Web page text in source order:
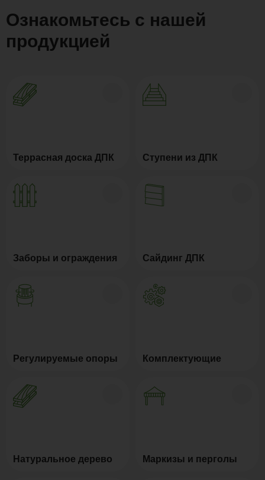
Ознакомьтесь с нашей
продукцией
Террасная доска ДПК Ступени из ДПК
Заборы и ограждения Сайдинг ДПК
Регулируемые опоры Комплектующие
Натуральное дерево Маркизы и перголы